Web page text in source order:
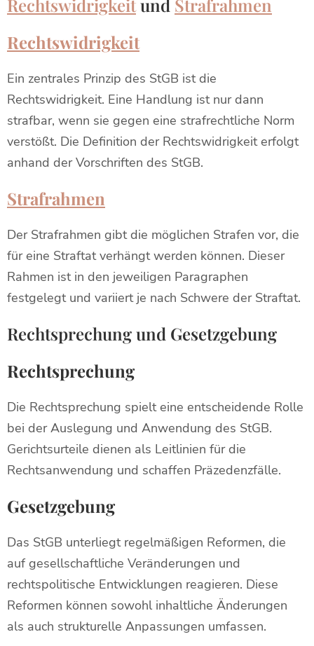
Rechtswidrigkeitund Strafrahmen
Rechtswidrigkeit
Ein zentrales Prinzip des StGB ist die
Rechtswidrigkeit. Eine Handlung ist nur dann
strafbar, wenn sie gegen eine strafrechtliche Norm
verstößt. Die Definition der Rechtswidrigkeit erfolgt
anhand der Vorschriften des StGB.
Strafrahmen
Der Strafrahmen gibt die möglichen Strafen vor, die
für eine Straftat verhängt werden können. Dieser
Rahmen ist in den jeweiligen Paragraphen
festgelegt und variiert je nach Schwere der Straftat.
Rechtsprechung und Gesetzgebung
Rechtsprechung
Die Rechtsprechung spielt eine entscheidende Rolle
bei der Auslegung und Anwendung des StGB.
Gerichtsurteile dienen als Leitlinien für die
Rechtsanwendung und schaffen Präzedenzfälle.
Gesetzgebung
Das StGB unterliegt regelmäßigen Reformen, die
auf gesellschaftliche Veränderungen und
rechtspolitische Entwicklungen reagieren. Diese
Reformen können sowohl inhaltliche Änderungen
als auch strukturelle Anpassungen umfassen.